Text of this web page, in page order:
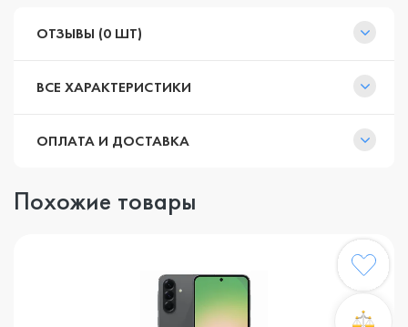
ОТЗЫВЫ (0 ШТ)
ВСЕ ХАРАКТЕРИСТИКИ
ОПЛАТА И ДОСТАВКА
Похожие товары